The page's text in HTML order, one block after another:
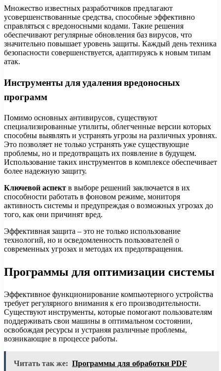
Множество известных разработчиков предлагают
усовершенствованные средства, способные эффективно
справляться с вредоносными кодами. Такие решения
обеспечивают регулярные обновления баз вирусов, что
значительно повышает уровень защиты. Каждый день техника
безопасности совершенствуется, адаптируясь к новым типам
атак.
Инструменты для удаления вредоносных
программ
Помимо основных антивирусов, существуют
специализированные утилиты, облегченные версии которых
способны выявлять и устранять угрозы на различных уровнях.
Это позволяет не только устранять уже существующие
проблемы, но и предотвращать их появление в будущем.
Использование таких инструментов в комплексе обеспечивает
более надежную защиту.
Ключевой аспект в выборе решений заключается в их
способности работать в фоновом режиме, мониторя
активность системы и предупреждая о возможных угрозах до
того, как они причинят вред.
Эффективная защита – это не только использование
технологий, но и осведомленность пользователей о
современных угрозах и методах их предотвращения.
Программы для оптимизации системы
Эффективное функционирование компьютерного устройства
требует регулярного внимания к его производительности.
Существуют инструменты, которые помогают пользователям
поддерживать свои машины в оптимальном состоянии,
освобождая ресурсы и устраняя различные проблемы,
возникающие в процессе работы.
Читать так же: Программы для обработки PDF